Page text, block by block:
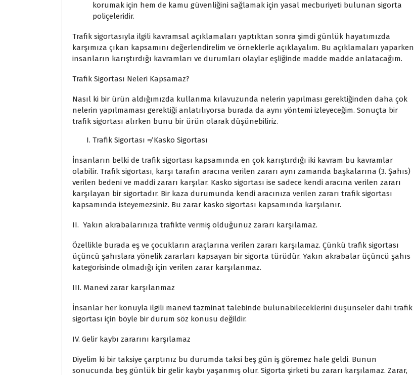
korumak için hem de kamu güvenliğini sağlamak için yasal mecburiyeti bulunan sigorta
poliçeleridir.
Trafik sigortasıyla ilgili kavramsal açıklamaları yaptıktan sonra şimdi günlük hayatımızda
karşımıza çıkan kapsamını değerlendirelim ve örneklerle açıklayalım. Bu açıklamaları yaparken
insanların karıştırdığı kavramları ve durumları olaylar eşliğinde madde madde anlatacağım.
Trafik Sigortası Neleri Kapsamaz?
Nasıl ki bir ürün aldığımızda kullanma kılavuzunda nelerin yapılması gerektiğinden daha çok
nelerin yapılmaması gerektiği anlatılıyorsa burada da aynı yöntemi izleyeceğim. Sonuçta bir
trafik sigortası alırken bunu bir ürün olarak düşünebiliriz.
Trafik Sigortası ≠ Kasko Sigortası
İnsanların belki de trafik sigortası kapsamında en çok karıştırdığı iki kavram bu kavramlar
olabilir. Trafik sigortası, karşı tarafın aracına verilen zararı aynı zamanda başkalarına (3. Şahıs)
verilen bedeni ve maddi zararı karşılar. Kasko sigortası ise sadece kendi aracına verilen zararı
karşılayan bir sigortadır. Bir kaza durumunda kendi aracınıza verilen zararı trafik sigortası
kapsamında isteyemezsiniz. Bu zarar kasko sigortası kapsamında karşılanır.
II. Yakın akrabalarınıza trafikte vermiş olduğunuz zararı karşılamaz.
Özellikle burada eş ve çocukların araçlarına verilen zararı karşılamaz. Çünkü trafik sigortası
üçüncü şahıslara yönelik zararları kapsayan bir sigorta türüdür. Yakın akrabalar üçüncü şahıs
kategorisinde olmadığı için verilen zarar karşılanmaz.
III. Manevi zarar karşılanmaz
İnsanlar her konuyla ilgili manevi tazminat talebinde bulunabileceklerini düşünseler dahi trafik
sigortası için böyle bir durum söz konusu değildir.
IV. Gelir kaybı zararını karşılamaz
Diyelim ki bir taksiye çarptınız bu durumda taksi beş gün iş göremez hale geldi. Bunun
sonucunda beş günlük bir gelir kaybı yaşanmış olur. Sigorta şirketi bu zararı karşılamaz. Zarar,